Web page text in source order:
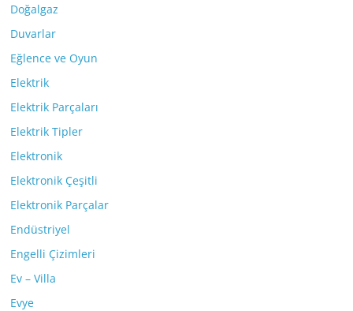
Doğalgaz
Duvarlar
Eğlence ve Oyun
Elektrik
Elektrik Parçaları
Elektrik Tipler
Elektronik
Elektronik Çeşitli
Elektronik Parçalar
Endüstriyel
Engelli Çizimleri
Ev – Villa
Evye